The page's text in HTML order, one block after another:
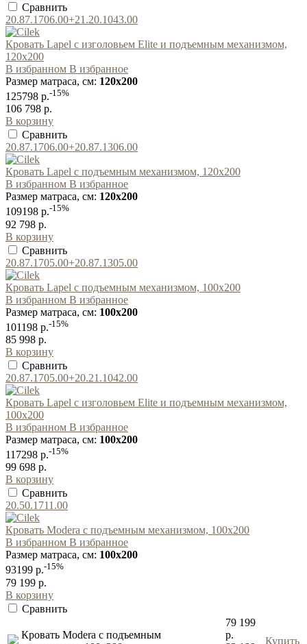
Сравнить
20.87.1706.00+21.20.1043.00
Кровать Lapel с изголовьем Elite и подъемным механизмом,
120x200
В избранном В избранное
Размер матраса, см: 120x200
125798 р.-15%
106 798 р.
В корзину
Сравнить
20.87.1706.00+20.87.1306.00
Кровать Lapel с подъемным механизмом, 120x200
В избранном В избранное
Размер матраса, см: 120x200
109198 р.-15%
92 798 р.
В корзину
Сравнить
20.87.1705.00+20.87.1305.00
Кровать Lapel с подъемным механизмом, 100x200
В избранном В избранное
Размер матраса, см: 100x200
101198 р.-15%
85 998 р.
В корзину
Сравнить
20.87.1705.00+20.21.1042.00
Кровать Lapel с изголовьем Elite и подъемным механизмом,
100x200
В избранном В избранное
Размер матраса, см: 100x200
117298 р.-15%
99 698 р.
В корзину
Сравнить
20.50.1711.00
Кровать Modera с подъемным механизмом, 100x200
В избранном В избранное
Размер матраса, см: 100x200
93199 р.-15%
79 199 р.
В корзину
Сравнить
Кровать Modera с подъемным
79 199
р.
Купить